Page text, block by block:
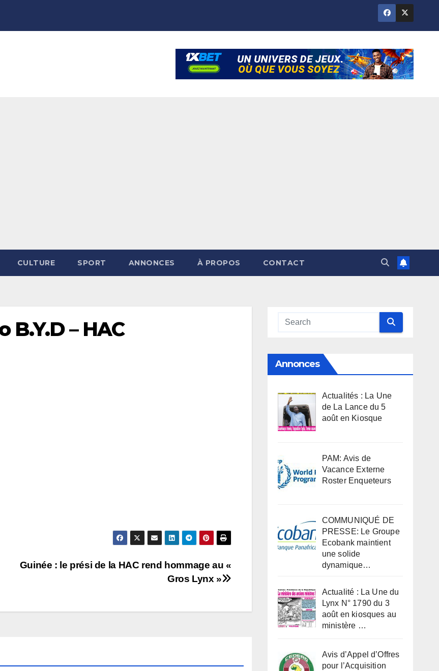
CULTURE SPORT ANNONCES À PROPOS CONTACT
B.Y.D – HAC
Guinée : le prési de la HAC rend hommage au «
Gros Lynx »
Annonces
Actualités : La Une
de La Lance du 5
août en Kiosque
PAM: Avis de
Vacance Externe
Roster Enqueteurs
COMMUNIQUÉ DE
PRESSE: Le Groupe
Ecobank maintient
une solide
dynamique…
Actualité : La Une du
Lynx N° 1790 du 3
août en kiosques au
ministère …
Avis d’Appel d’Offres
pour l’Acquisition